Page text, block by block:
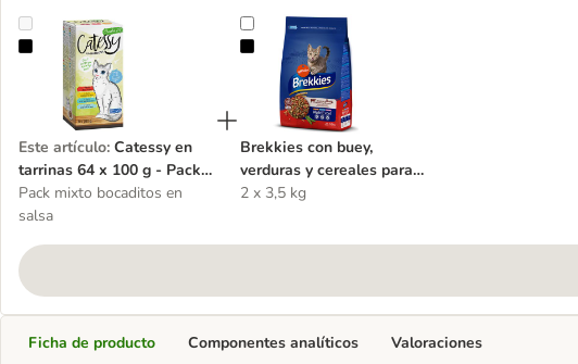
Catessy en tarrinas 64 x 100 g - Pack mixto
Este artículo: Catessy en
tarrinas 64 x 100 g - Pack
mixto
Pack mixto bocaditos en
salsa
Brekkies con buey, verduras y cereales para gatos
Brekkies con buey,
verduras y cereales para
gatos
2 x 3,5 kg
Ficha de producto Componentes analíticos Valoraciones